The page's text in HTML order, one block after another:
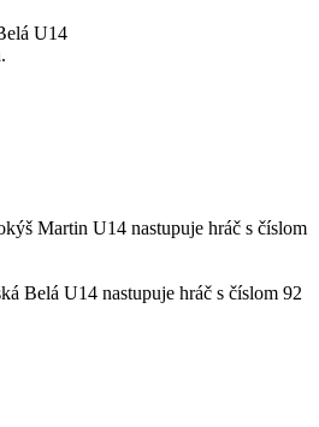
U14
Martin U14 nastupuje hráč s číslom
Belá U14 nastupuje hráč s číslom 92